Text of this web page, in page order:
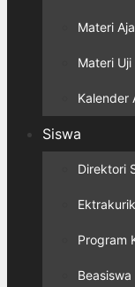
Materi
Materi Uji
Kalender
Siswa
Direktori
Program
Beasiswa